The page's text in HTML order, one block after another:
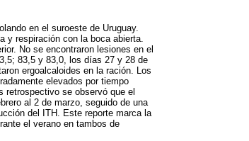
en el suroeste de Uruguay.
y respiración con la boca abierta.
No se encontraron lesiones en el
83,5 y 83,0, los días 27 y 28 de
ergoalcaloides en la ración. Los
elevados por tiempo
retrospectivo se observó que el
al 2 de marzo, seguido de una
del ITH. Este reporte marca la
el verano en tambos de